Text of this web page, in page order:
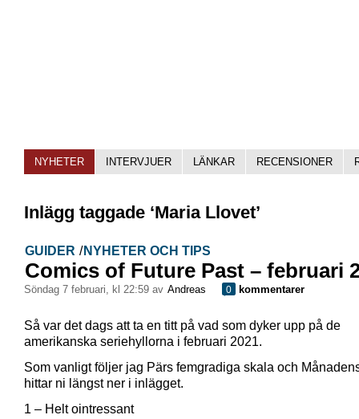
NYHETER INTERVJUER LÄNKAR RECENSIONER
Inlägg taggade ‘Maria Llovet’
GUIDER / NYHETER OCH TIPS
Comics of Future Past – februari
söndag 7 februari, kl 22:59 av Andreas 0 kommentarer
Så var det dags att ta en titt på vad som dyker upp på de
amerikanska seriehyllorna i februari 2021.
Som vanligt följer jag Pärs femgradiga skala och
hittar ni längst ner i inlägget.
1 – Helt ointressant